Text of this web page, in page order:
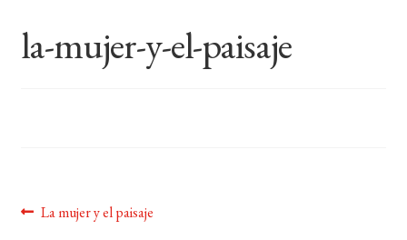
ACTUALIDAD
la-mujer-y-el-paisaje
Navegación
Anterior:
La mujer y el paisaje